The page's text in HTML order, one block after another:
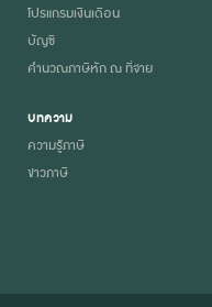
โปรแกรมเงินเดือน
บัญชี
คำนวณภาษีหัก ณ ที่จ่าย
บทความ
ความรู้ภาษี
ข่าวภาษี